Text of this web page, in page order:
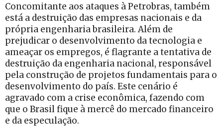
Concomitante aos ataques à Petrobras, também
está a destruição das empresas nacionais e da
própria engenharia brasileira. Além de
prejudicar o desenvolvimento da tecnologia e
ameaçar os empregos, é flagrante a tentativa de
destruição da engenharia nacional, responsável
pela construção de projetos fundamentais para o
desenvolvimento do país. Este cenário é
agravado com a crise econômica, fazendo com
que o Brasil fique à mercê do mercado financeiro
e da especulação.